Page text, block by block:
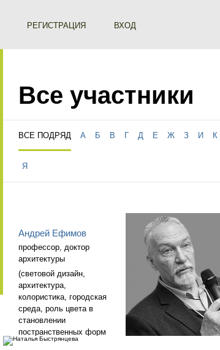
РЕГИСТРАЦИЯ ВХОД
Все участники
ВСЕ ПОДРЯД А Б В Г Д Е Ж З И К
Я
Андрей Ефимов
профессор, доктор
архитектуры
(световой дизайн,
архитектура,
колористика, городская
среда, роль цвета в
становлении
постранственных форм
)